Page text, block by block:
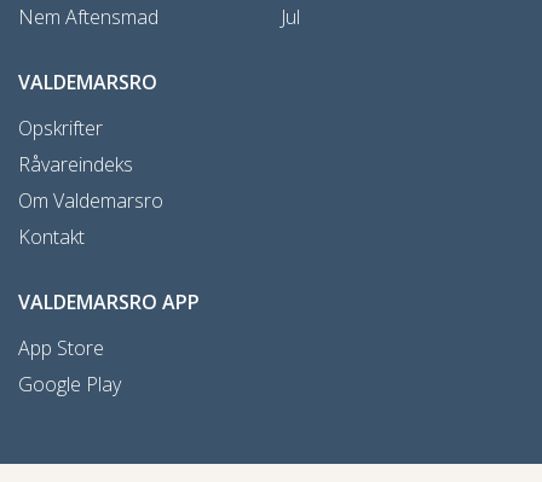
Nem Aftensmad
Jul
VALDEMARSRO
Opskrifter
Råvareindeks
Om Valdemarsro
Kontakt
VALDEMARSRO APP
App Store
Google Play